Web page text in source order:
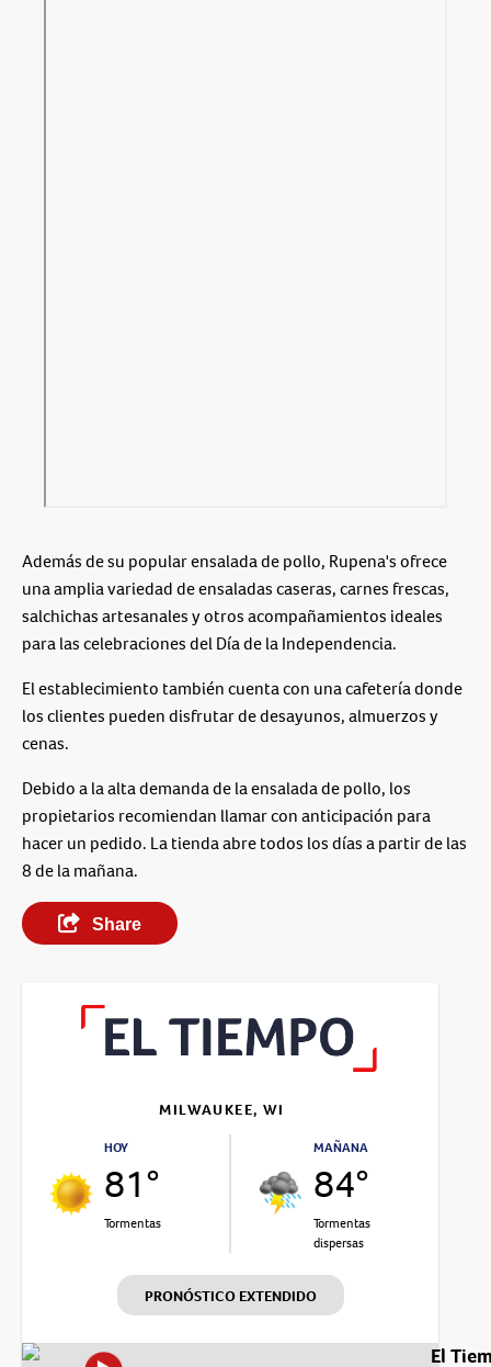
Además de su popular ensalada de pollo, Rupena's ofrece
una amplia variedad de ensaladas caseras, carnes frescas,
salchichas artesanales y otros acompañamientos ideales
para las celebraciones del Día de la Independencia.
El establecimiento también cuenta con una cafetería donde
los clientes pueden disfrutar de desayunos, almuerzos y
cenas.
Debido a la alta demanda de la ensalada de pollo, los
propietarios recomiendan llamar con anticipación para
hacer un pedido. La tienda abre todos los días a partir de las
8 de la mañana.
Share
MILWAUKEE, WI
HOY
81°
Tormentas
MAÑANA
84°
Tormentas
dispersas
PRONÓSTICO EXTENDIDO
El